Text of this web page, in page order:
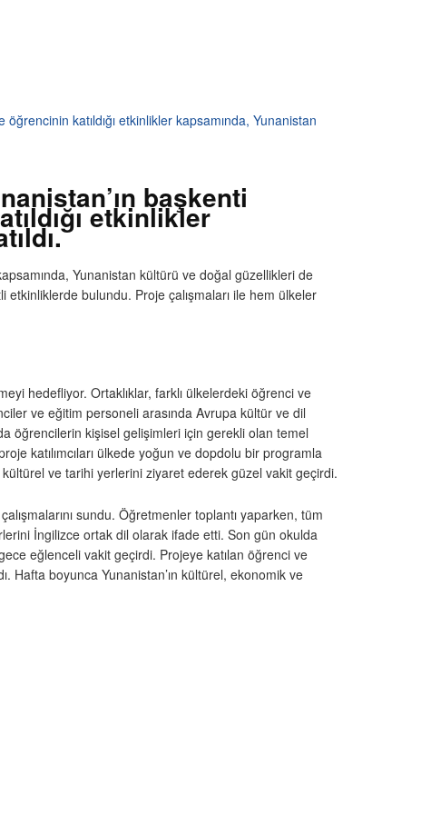
katıldığı etkinlikler kapsamında, Yunanistan
başkenti
etkinlikler
Yunanistan kültürü ve doğal güzellikleri de
etkinliklerde bulundu. Proje çalışmaları ile hem ülkeler
hedefliyor. Ortaklıklar, farklı ülkelerdeki öğrenci ve
ve eğitim personeli arasında Avrupa kültür ve dil
öğrencilerin kişisel gelişimleri için gerekli olan temel
katılımcıları ülkede yoğun ve dopdolu bir programla
kültürel ve tarihi yerlerini ziyaret ederek güzel vakit geçirdi.
sundu. Öğretmenler toplantı yaparken, tüm
İngilizce ortak dil olarak ifade etti. Son gün okulda
eğlenceli vakit geçirdi. Projeye katılan öğrenci ve
Hafta boyunca Yunanistan’ın kültürel, ekonomik ve